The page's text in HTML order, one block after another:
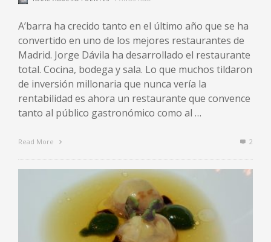
A’barra ha crecido tanto en el último año que se ha
convertido en uno de los mejores restaurantes de
Madrid. Jorge Dávila ha desarrollado el restaurante
total. Cocina, bodega y sala. Lo que muchos tildaron
de inversión millonaria que nunca vería la
rentabilidad es ahora un restaurante que convence
tanto al público gastronómico como al …
Read More 2